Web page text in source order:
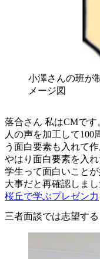
小澤さんの班が
メージ図
落合さん 私はCMです
人の声を加工して100
う面白要素も入れて
やはり面白要素を入
学生って面白いこと
大事だと再確認しまし
桜丘で学ぶプレゼン力
三者面談では志望す